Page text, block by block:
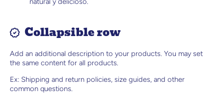
Collapsible row
Add an additional description to your products. You may set
the same content for all products.
Ex: Shipping and return policies, size guides, and other
common questions.